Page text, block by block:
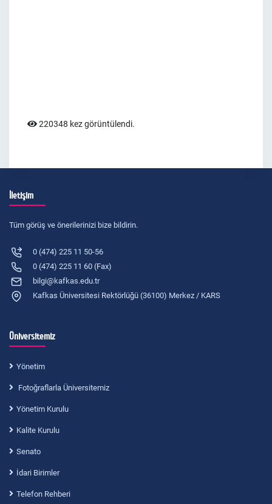
220348 kez görüntülendi.
İletişim
Tüm görüş ve önerilerinizi bize bildirin.
0 (474) 225 11 50-56
0 (474) 225 11 60 (Fax)
bilgi@kafkas.edu.tr
Kafkas Üniversitesi Rektörlüğü (36100) Merkez / KARS
Üniversitemiz
Yönetim
Fotoğraflarla Üniversitemiz
Yönetim Kurulu
Kalite Kurulu
Senato
İdari Birimler
Telefon Rehberi